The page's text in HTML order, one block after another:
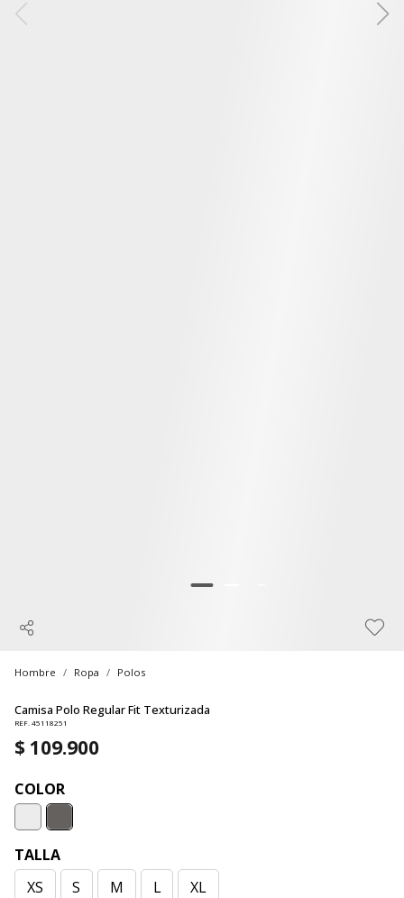
Hombre Ropa Polos
Camisa Polo Regular Fit Texturizada
REF. 45118251
$ 109.900
COLOR
TALLA
XS
S M L XL